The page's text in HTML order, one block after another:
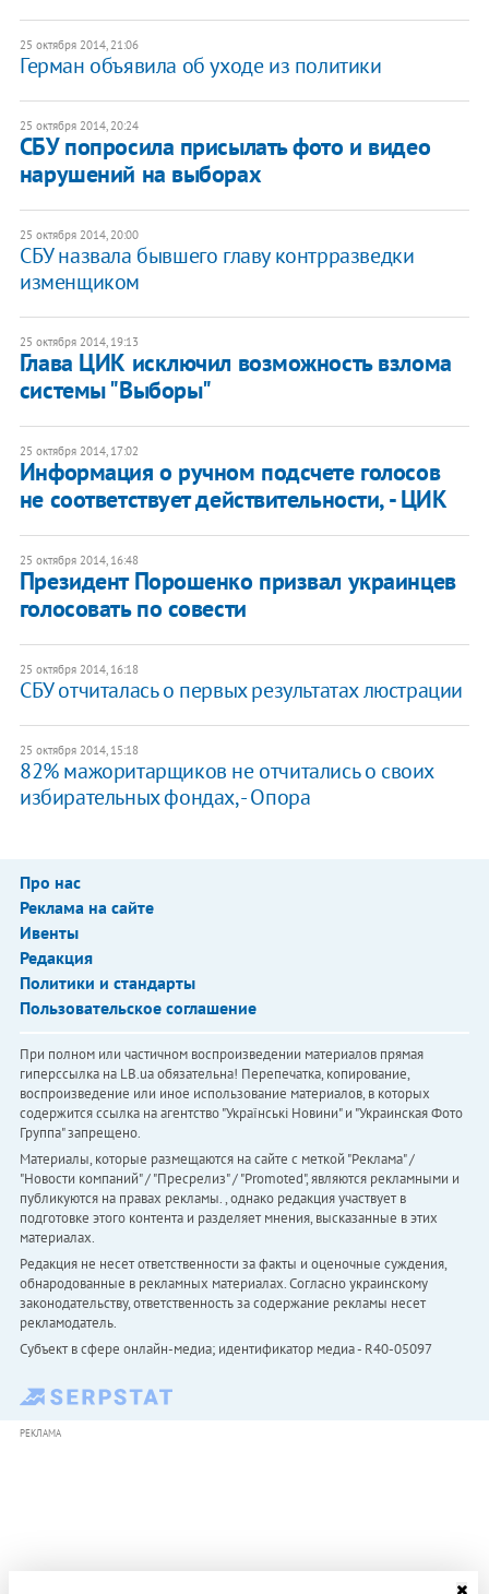
25 октября 2014, 21:06
Герман объявила об уходе из политики
25 октября 2014, 20:24
СБУ попросила присылать фото и видео
нарушений на выборах
25 октября 2014, 20:00
СБУ назвала бывшего главу контрразведки
изменщиком
25 октября 2014, 19:13
Глава ЦИК исключил возможность взлома
системы "Выборы"
25 октября 2014, 17:02
Информация о ручном подсчете голосов
не соответствует действительности, - ЦИК
25 октября 2014, 16:48
Президент Порошенко призвал украинцев
голосовать по совести
25 октября 2014, 16:18
СБУ отчиталась о первых результатах люстрации
25 октября 2014, 15:18
82% мажоритарщиков не отчитались о своих
избирательных фондах, - Опора
Про нас
Реклама на сайте
Ивенты
Редакция
Политики и стандарты
Пользовательское соглашение
При полном или частичном воспроизведении материалов прямая
гиперссылка на LB.ua обязательна! Перепечатка, копирование,
воспроизведение или иное использование материалов, в которых
содержится ссылка на агентство "Українськi Новини" и "Украинская Фото
Группа" запрещено.
Материалы, которые размещаются на сайте с меткой "Реклама" /
"Новости компаний" / "Пресрелиз" / "Promoted", являются рекламными и
публикуются на правах рекламы. , однако редакция участвует в
подготовке этого контента и разделяет мнения, высказанные в этих
материалах.
Редакция не несет ответственности за факты и оценочные суждения,
обнародованные в рекламных материалах. Согласно украинскому
законодательству, ответственность за содержание рекламы несет
рекламодатель.
Субъект в сфере онлайн-медиа; идентификатор медиа - R40-05097
РЕКЛАМА